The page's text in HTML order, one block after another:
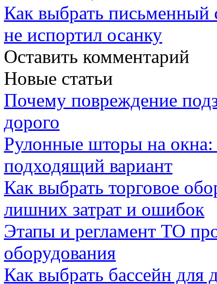
Как выбрать письменный
не испортил осанку
Оставить комментарий
Новые статьи
Почему повреждение
дорого
Рулонные шторы на
подходящий вариант
Как выбрать торговое
лишних затрат и ошибок
Этапы и регламент ТО
оборудования
Как выбрать бассейн для